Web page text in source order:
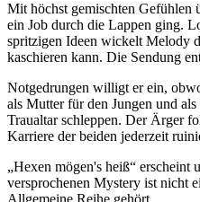
Mit höchst gemischten Gefühlen
ein Job durch die Lappen ging.
spritzigen Ideen wickelt Melody
kaschieren kann. Die Sendung
Notgedrungen willigt er ein,
als Mutter für den Jungen und
Traualtar schleppen. Der Ärger
Karriere der beiden jederzeit
„Hexen mögen's heiß“
versprochenen Mystery ist nicht
Allgemeine Reihe gehört.